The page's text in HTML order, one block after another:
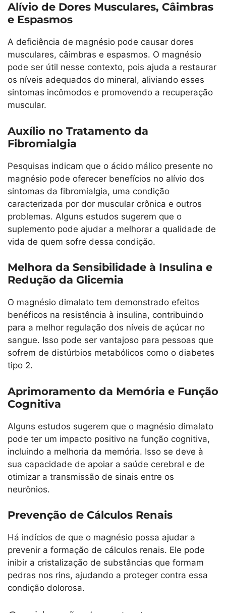
Alívio de Dores Musculares, Câimbras
e Espasmos
A deficiência de magnésio pode causar dores
musculares, câimbras e espasmos. O magnésio
pode ser útil nesse contexto, pois ajuda a restaurar
os níveis adequados do mineral, aliviando esses
sintomas incômodos e promovendo a recuperação
muscular.
Auxílio no Tratamento da
Fibromialgia
Pesquisas indicam que o ácido málico presente no
magnésio pode oferecer benefícios no alívio dos
sintomas da fibromialgia, uma condição
caracterizada por dor muscular crônica e outros
problemas. Alguns estudos sugerem que o
suplemento pode ajudar a melhorar a qualidade de
vida de quem sofre dessa condição.
Melhora da Sensibilidade à Insulina e
Redução da Glicemia
O magnésio dimalato tem demonstrado efeitos
benéficos na resistência à insulina, contribuindo
para a melhor regulação dos níveis de açúcar no
sangue. Isso pode ser vantajoso para pessoas que
sofrem de distúrbios metabólicos como o diabetes
tipo 2.
Aprimoramento da Memória e Função
Cognitiva
Alguns estudos sugerem que o magnésio dimalato
pode ter um impacto positivo na função cognitiva,
incluindo a melhoria da memória. Isso se deve à
sua capacidade de apoiar a saúde cerebral e de
otimizar a transmissão de sinais entre os
neurônios.
Prevenção de Cálculos Renais
Há indícios de que o magnésio possa ajudar a
prevenir a formação de cálculos renais. Ele pode
inibir a cristalização de substâncias que formam
pedras nos rins, ajudando a proteger contra essa
condição dolorosa.